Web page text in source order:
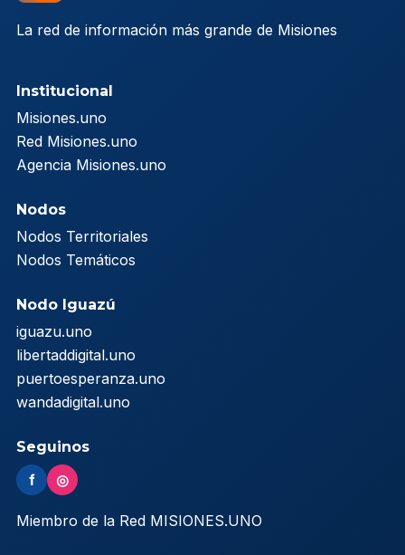
La red de información más grande de Misiones
Institucional
Misiones.uno
Red Misiones.uno
Agencia Misiones.uno
Nodos
Nodos Territoriales
Nodos Temáticos
Nodo Iguazú
iguazu.uno
libertaddigital.uno
puertoesperanza.uno
wandadigital.uno
Seguinos
f ◎
Miembro de la Red MISIONES.UNO